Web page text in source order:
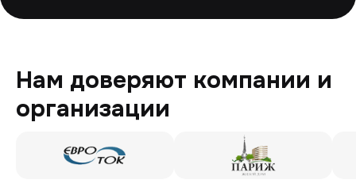
Нам доверяют компании и
организации